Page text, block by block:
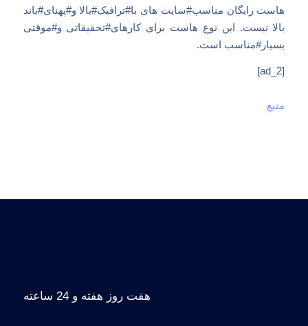
هاست رایگان مناسب#سایت های با#ترافیک#بالا و#پهنای#باند
بالا نیست. این نوع هاست برای کارهای#تحقیقاتی و#موقتی
بسیار#مناسب است.
[ad_2]
منبع
.
هفت روز هفته و 24 ساعته